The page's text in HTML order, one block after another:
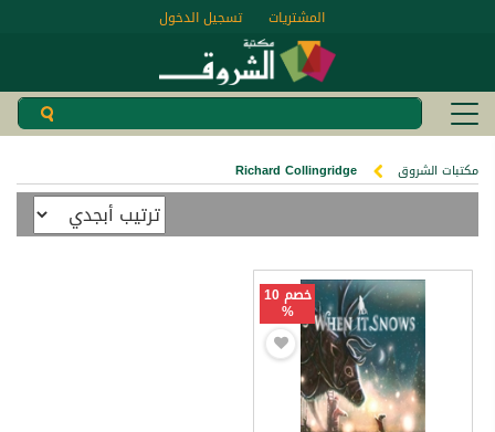
تسجيل الدخول المشتريات
مكتبات الشروق Richard Collingridge
خصم 10
%